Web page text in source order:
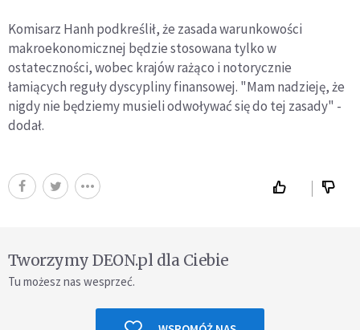
Komisarz Hanh podkreślił, że zasada warunkowości
makroekonomicznej będzie stosowana tylko w
ostateczności, wobec krajów rażąco i notorycznie
łamiących reguły dyscypliny finansowej. "Mam nadzieję, że
nigdy nie będziemy musieli odwoływać się do tej zasady" -
dodał.
Tworzymy DEON.pl dla Ciebie
Tu możesz nas wesprzeć.